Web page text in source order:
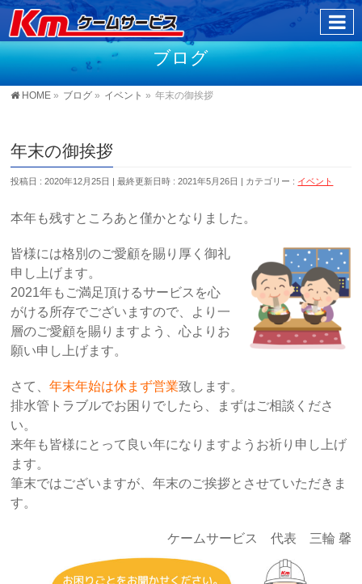
ブログ
HOME » ブログ » イベント » 年末の御挨拶
年末の御挨拶
投稿日 : 2020年12月25日 最終更新日時 : 2021年5月26日 カテゴリー : イベント
本年も残すところあと僅かとなりました。
皆様には格別のご愛顧を賜り厚く御礼
申し上げます。
2021年もご満足頂けるサービスを心
がける所存でございますので、より一
層のご愛顧を賜りますよう、心よりお
願い申し上げます。
さて、年末年始は休まず営業致します。
排水管トラブルでお困りでしたら、まずはご相談くださ
い。
来年も皆様にとって良い年になりますようお祈り申し上げ
ます。
筆末ではございますが、年末のご挨拶とさせていただきま
す。
ケームサービス 代表 三輪 馨